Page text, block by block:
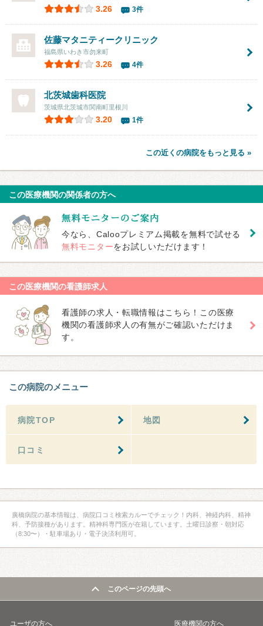
3.26 3件
佐藤マタニティークリニック
福島県いわき市勿来町
3.26 4件
北茨城歯科医院
茨城県北茨城市関南町里根川
3.20 1件
この近くの病院をもっと見る »
この医療機関の関係者の方へ
今なら、Calooプレミアム掲載を無料で試せる
無料モニターをお試しいただけます！
この医療機関の看護師求人
看護師の求人・転職情報はこちら！この医療
機関の看護師求人の有無がご確認いただけま
す。
この病院のメニュー
病院TOP 地図
口コミ
廣橋病院の基本情報は、病院口コミ検索カルーでチェック！内科、神経内科、精神
科、予防接種があります。精神科専門医が在籍しています。土曜日診察・朝対応
（8:30〜）・駐車場あり・電子決済利用可。
このページの先頭へ
ユーザの方へ 医療機関の方へ